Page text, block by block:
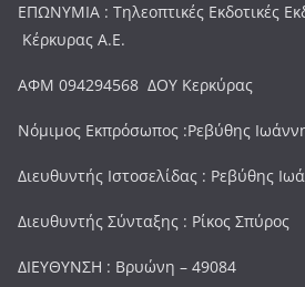
ΕΠΩΝΥΜΙΑ : Τηλεοπτικές Εκδοτικές
Κέρκυρας Α.Ε.
ΑΦΜ 094294568 ΔΟΥ Κερκύρας
Νόμιμος Εκπρόσωπος :Ρεβύθης
Διευθυντής Ιστοσελίδας : Ρεβύθης
Διευθυντής Σύνταξης : Ρίκος Σπύρος
ΔΙΕΥΘΥΝΣΗ : Βρυώνη – 49084